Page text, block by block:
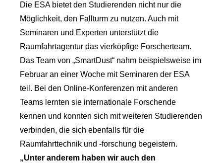
Die ESA bietet den Studierenden nicht nur die
Möglichkeit, den Fallturm zu nutzen. Auch mit
Seminaren und Experten unterstützt die
Raumfahrtagentur das vierköpfige Forscherteam.
Das Team von „SmartDust“ nahm beispielsweise im
Februar an einer Woche mit Seminaren der ESA
teil. Bei den Online-Konferenzen mit anderen
Teams lernten sie internationale Forschende
kennen und konnten sich mit weiteren Studierenden
verbinden, die sich ebenfalls für die
Raumfahrttechnik und -forschung begeistern.
„Unter anderem haben wir auch den